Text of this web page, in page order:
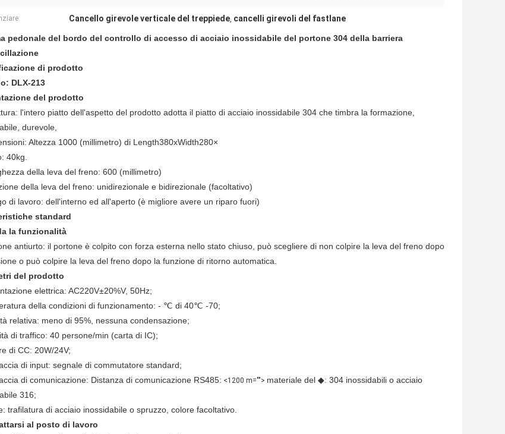
Cancello girevole verticale del treppiede, cancelli girevoli del fastlane
pedonale del bordo del controllo di accesso di acciaio inossidabile del portone 304 della barriera
di prodotto
DLX-213
del prodotto
l'intero piatto dell'aspetto del prodotto adotta il piatto di acciaio inossidabile 304 che timbra la formazione,
durevole,
Altezza 1000 (millimetro) di Length380xWidth280×
40kg.
della leva del freno: 600 (millimetro)
della leva del freno: unidirezionale e bidirezionale (facoltativo)
di lavoro: dell'interno ed all'aperto (è migliore avere un riparo fuori)
standard
la funzionalità
antiurto: il portone è colpito con forza esterna nello stato chiuso, può scegliere di non colpire la leva del freno dopo
o può colpire la leva del freno dopo la funzione di ritorno automatica.
del prodotto
elettrica: AC220V±20%V, 50Hz;
della condizioni di funzionamento: - ℃ di 40℃ -70;
relativa: meno di 95%, nessuna condensazione;
di traffico: 40 persone/min (carta di IC);
di CC: 20W/24V;
di input: segnale di commutatore standard;
di comunicazione: Distanza di comunicazione RS485: <1200 m=""> materiale del ◆: 304 inossidabili o acciaio
316;
trafilatura di acciaio inossidabile o spruzzo, colore facoltativo.
al posto di lavoro